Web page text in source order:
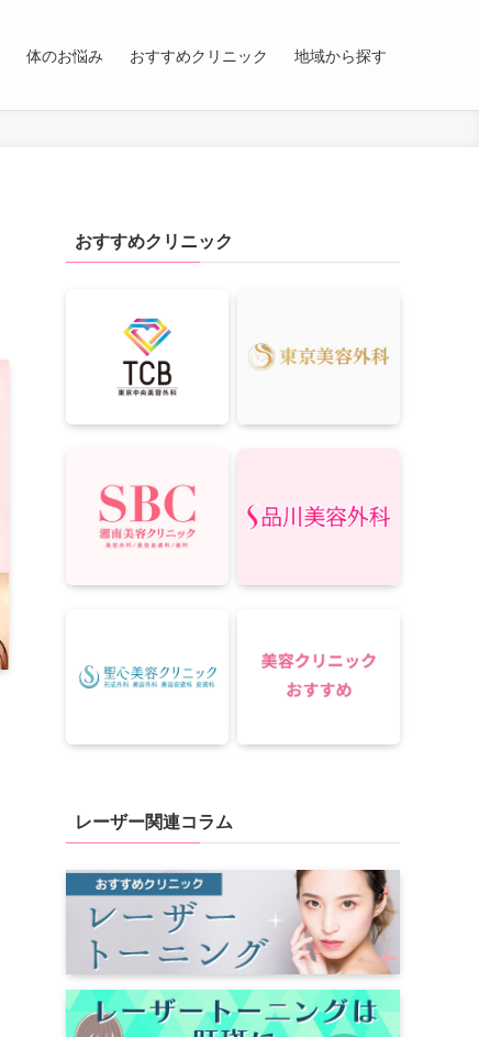
体のお悩み おすすめクリニック 地域から探す
おすすめクリニック
レーザー関連コラム